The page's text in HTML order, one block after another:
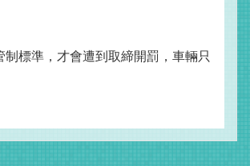
標準，才會遭到取締開罰，車輛只